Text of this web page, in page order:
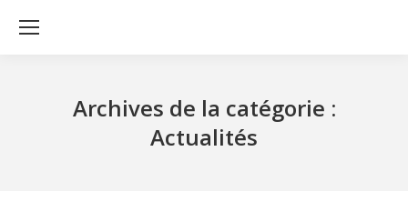
Archives de la catégorie :
Actualités